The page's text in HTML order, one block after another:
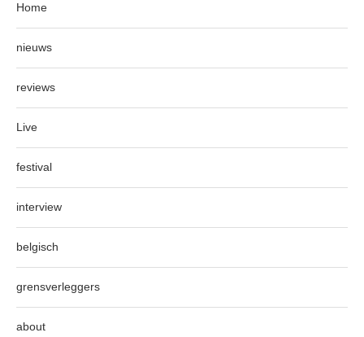
Home
nieuws
reviews
Live
festival
interview
belgisch
grensverleggers
about